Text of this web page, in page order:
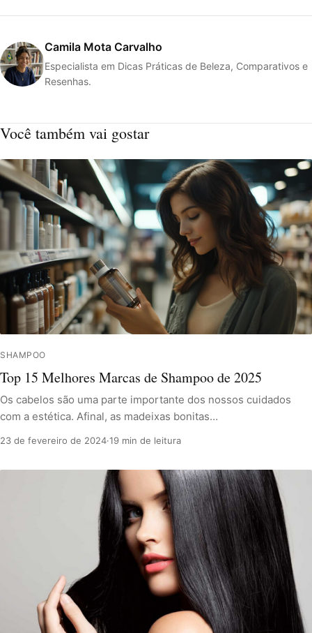
Camila Mota Carvalho
Especialista em Dicas Práticas de Beleza, Comparativos e
Resenhas.
Você também vai gostar
SHAMPOO
Top 15 Melhores Marcas de Shampoo de 2025
Os cabelos são uma parte importante dos nossos cuidados
com a estética. Afinal, as madeixas bonitas…
23 de fevereiro de 2024·19 min de leitura